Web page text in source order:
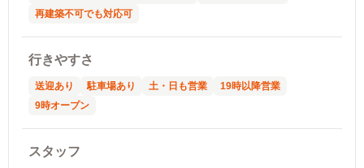
再建築不可でも対応可
行きやすさ
送迎あり 駐車場あり 土・日も営業
19時以降営業
9時オープン
スタッフ